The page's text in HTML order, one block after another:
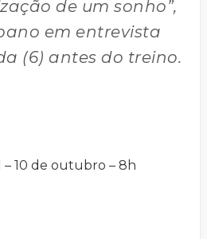
de um sonho”,
em entrevista
(6) antes do treino.
– 10 de outubro – 8h